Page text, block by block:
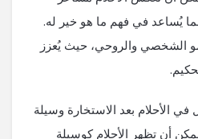
يُساعد في فهم ما هو خير له.
الشخصي والروحي، حيث يُعزز
في الأحلام بعد الاستخارة وسيلة
أن تظهر الأحلام كوسيلة